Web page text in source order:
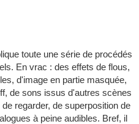
toute une série de procédés
En vrac : des effets de flous,
d'image en partie masquée,
de sons issus d'autres scènes
regarder, de superposition de
à peine audibles. Bref, il